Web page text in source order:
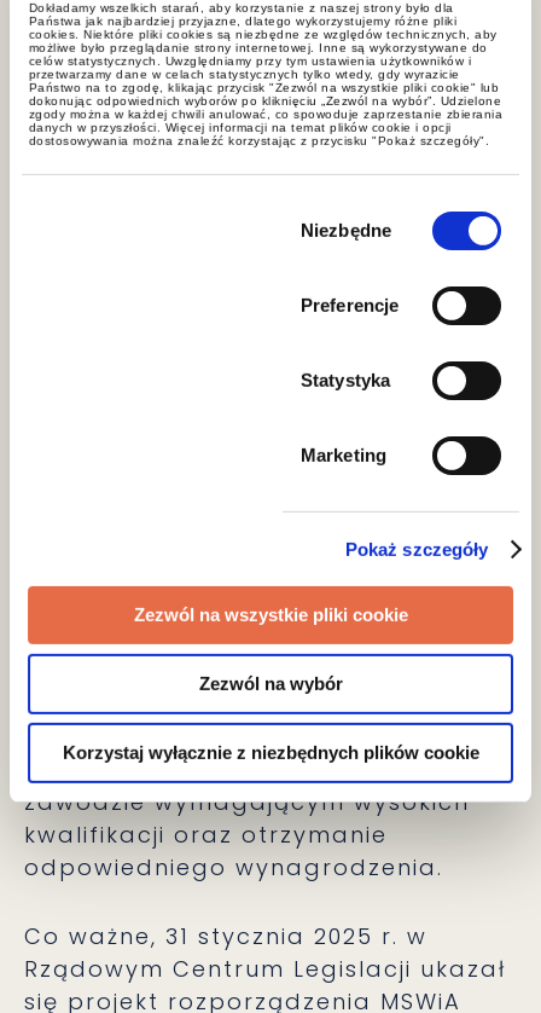
Dokładamy wszelkich starań, aby korzystanie z naszej strony było dla
Państwa jak najbardziej przyjazne, dlatego wykorzystujemy różne pliki
cookies. Niektóre pliki cookies są niezbędne ze względów technicznych, aby
możliwe było przeglądanie strony internetowej. Inne są wykorzystywane do
celów statystycznych. Uwzględniamy przy tym ustawienia użytkowników i
przetwarzamy dane w celach statystycznych tylko wtedy, gdy wyrazicie
Państwo na to zgodę, klikając przycisk "Zezwól na wszystkie pliki cookie" lub
dokonując odpowiednich wyborów po kliknięciu „Zezwól na wybór”. Udzielone
zgody można w każdej chwili anulować, co spowoduje zaprzestanie zbierania
danych w przyszłości. Więcej informacji na temat plików cookie i opcji
dostosowywania można znaleźć korzystając z przycisku "Pokaż szczegóły".
zgody
Niezbędne
Preferencje
Statystyka
Marketing
Pokaż szczegóły
Zezwól na wszystkie pliki cookie
Zezwól na wybór
Korzystaj wyłącznie z niezbędnych plików cookie
Nowe przepisy wprowadzają również
większą elastyczność w zmianie
pracodawcy. Zgodnie z
obowiązującymi przepisami
cudzoziemcy posiadającyblue card
w ciągu pierwszych 2 lat pobytu
w Polsce na tej podstawie muszą
wnioskować o zmianę zezwolenia, co
dla cudzoziemca i jego pracodawcy,
np. gdy pracownikowi proponowana
jest zmiana stanowiska lub
przeniesienie do innego oddziału.
Po nowelizacji cudzoziemcy będą
warunki zatrudnienia bez
konieczności ubiegania się o zmianę
decyzji administracyjnej. Wymogiem
pozostaje jednak powiadomienie
właściwego wojewody o zmianie
zatrudnienia, wykonywanie pracy w
zawodzie wymagającym wysokich
kwalifikacji oraz otrzymanie
odpowiedniego wynagrodzenia.
Co ważne, 31 stycznia 2025 r. w
Rządowym Centrum Legislacji ukazał
się projekt rozporządzenia MSWiA